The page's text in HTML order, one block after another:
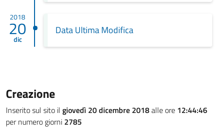
2018
20
dic
Data Ultima Modifica
Creazione
Inserito sul sito il giovedì 20 dicembre 2018alle ore 12:44:46
per numero giorni 2785